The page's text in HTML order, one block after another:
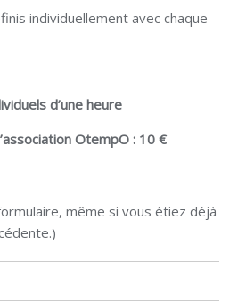
individuellement avec chaque
d’une heure
OtempO : 10 €
même si vous étiez déjà